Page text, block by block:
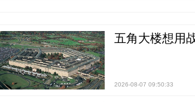
五角大楼想用
2026-08-07 09:50:33